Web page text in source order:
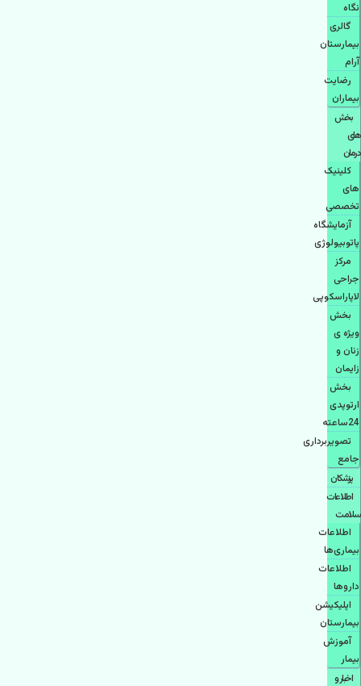
نگاه
گالری
بیمارستان
آرام
رضایت
بیماران
بخش
های
درمان
کلینیک
های
تخصصی
آزمایشگاه
پاتوبیولوژی
مرکز
جراحی
لاپاراسکوپی
بخش
ویژه ی
زنان و
زایمان
بخش
ارتوپدی
24ساعته
تصویربرداری
جامع
پزشكان
اطلاعات
سلامت
اطلاعات
بیماری‌ها
اطلاعات
دارو‌ها
اپليكيشن
بيمارستان
آموزش
بیمار
اخبار و